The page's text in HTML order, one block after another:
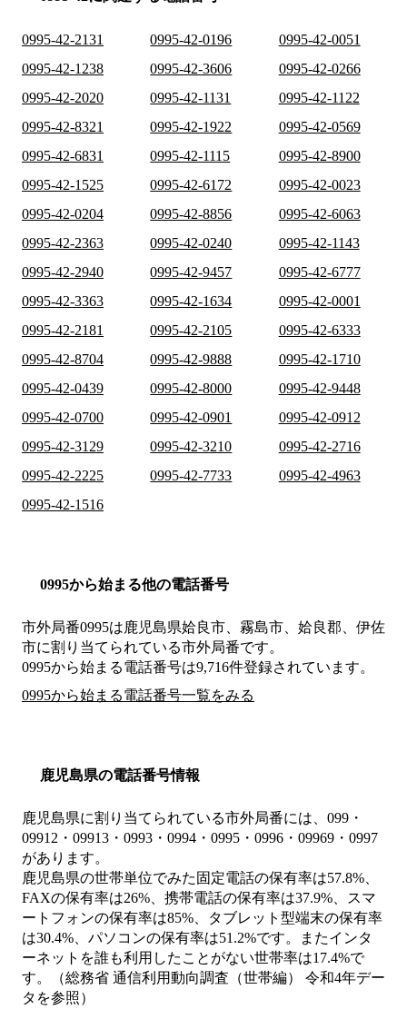
0995-42-2131 0995-42-0196
0995-42-0051
0995-42-1238
0995-42-3606
0995-42-0266
0995-42-2020
0995-42-1131
0995-42-1122
0995-42-8321
0995-42-1922
0995-42-0569
0995-42-6831
0995-42-1115
0995-42-8900
0995-42-1525
0995-42-6172
0995-42-0023
0995-42-0204
0995-42-8856
0995-42-6063
0995-42-2363
0995-42-0240
0995-42-1143
0995-42-2940
0995-42-9457
0995-42-6777
0995-42-3363
0995-42-1634
0995-42-0001
0995-42-2181
0995-42-2105
0995-42-6333
0995-42-8704
0995-42-9888
0995-42-1710
0995-42-0439
0995-42-8000
0995-42-9448
0995-42-0700
0995-42-0901
0995-42-0912
0995-42-3129
0995-42-3210
0995-42-2716
0995-42-2225
0995-42-7733
0995-42-4963
0995-42-1516
0995から始まる他の電話番号
市外局番0995は鹿児島県姶良市、霧島市、姶良郡、伊佐
市に割り当てられている市外局番です。
0995から始まる電話番号は9,716件登録されています。
0995から始まる電話番号一覧をみる
鹿児島県の電話番号情報
鹿児島県に割り当てられている市外局番には、099・
09912・09913・0993・0994・0995・0996・09969・0997
があります。
鹿児島県の世帯単位でみた固定電話の保有率は57.8%、
FAXの保有率は26%、携帯電話の保有率は37.9%、スマ
ートフォンの保有率は85%、タブレット型端末の保有率
は30.4%、パソコンの保有率は51.2%です。またインタ
ーネットを誰も利用したことがない世帯率は17.4%で
す。（総務省 通信利用動向調査（世帯編） 令和4年デー
タを参照）